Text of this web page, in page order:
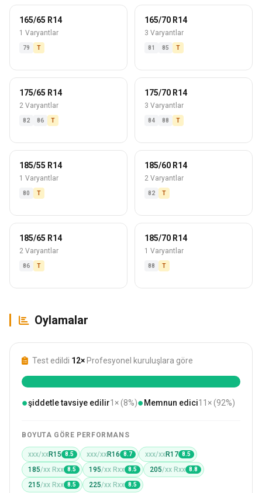
165/65 R14
1 Varyantlar
79 T
165/70 R14
3 Varyantlar
81 85 T
175/65 R14
2 Varyantlar
82 86 T
175/70 R14
3 Varyantlar
84 88 T
185/55 R14
1 Varyantlar
80 T
185/60 R14
2 Varyantlar
82 T
185/65 R14
2 Varyantlar
86 T
185/70 R14
1 Varyantlar
88 T
Oylamalar
Test edildi 12× Profesyonel kuruluşlara göre
●şiddetle tavsiye edilir1× (8%)● Memnun edici11× (92%)
BOYUTA GÖRE PERFORMANS
xxx/xxR15 8.5 xxx/xxR16 8.7 xxx/xxR17 8.5
185/xx Rxx 8.5 195/xx Rxx 8.5 205/xx Rxx 8.8
215/xx Rxx 8.5 225/xx Rxx 8.5